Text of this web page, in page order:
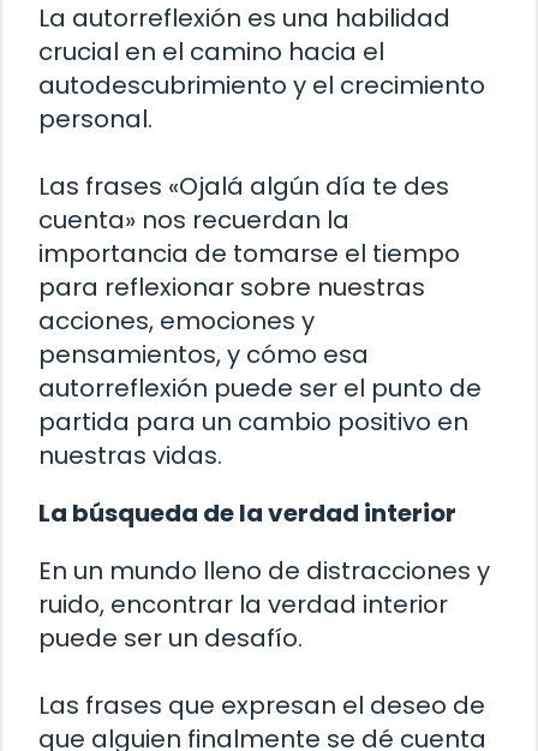
La autorreflexión es una habilidad
crucial en el camino hacia el
autodescubrimiento y el crecimiento
personal.
Las frases «Ojalá algún día te des
cuenta» nos recuerdan la
importancia de tomarse el tiempo
para reflexionar sobre nuestras
acciones, emociones y
pensamientos, y cómo esa
autorreflexión puede ser el punto de
partida para un cambio positivo en
nuestras vidas.
La búsqueda de la verdad interior
En un mundo lleno de distracciones y
ruido, encontrar la verdad interior
puede ser un desafío.
Las frases que expresan el deseo de
que alguien finalmente se dé cuenta